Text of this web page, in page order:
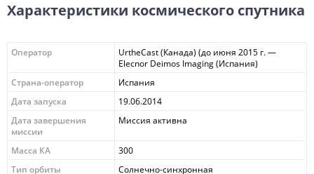
Характеристики космического спутника
Оператор
UrtheCast (Канада) (до июня 2015 г. —
Elecnor Deimos Imaging (Испания)
Страна-оператор
Испания
Дата запуска
19.06.2014
Дата завершения
миссии
Миссия активна
Масса КА
300
Тип орбиты
Солнечно-синхронная